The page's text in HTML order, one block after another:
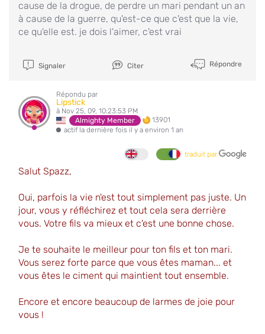
cause de la drogue, de perdre un mari pendant un an
à cause de la guerre, qu'est-ce que c'est que la vie,
ce qu'elle est. je dois l'aimer, c'est vrai
Signaler Citer Répondre
Répondu par
Lipstick
à Nov 25, 09, 10:23:53 PM
Almighty Member
13901
actif la dernière fois il y a environ 1 an
traduit par
Salut Spazz,
Oui, parfois la vie n'est tout simplement pas juste. Un
jour, vous y réfléchirez et tout cela sera derrière
vous. Votre fils va mieux et c'est une bonne chose.
Je te souhaite le meilleur pour ton fils et ton mari.
Vous serez forte parce que vous êtes maman... et
vous êtes le ciment qui maintient tout ensemble.
Encore et encore beaucoup de larmes de joie pour
vous !